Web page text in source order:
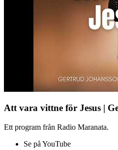
Att vara vittne för Jesus |
Ett program från Radio Maranata.
Se på YouTube